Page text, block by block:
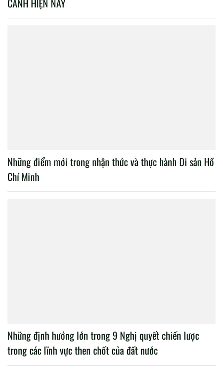
Những điểm mới trong nhận thức và thực hành Di sản Hồ
Chí Minh
Những định hướng lớn trong 9 Nghị quyết chiến lược
trong các lĩnh vực then chốt của đất nước